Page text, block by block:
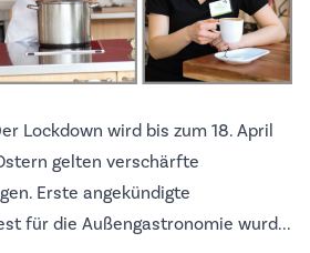
Lockdown wird bis zum 18. April
gelten verschärfte
Erste angekündigte
für die Außengastronomie wurd...